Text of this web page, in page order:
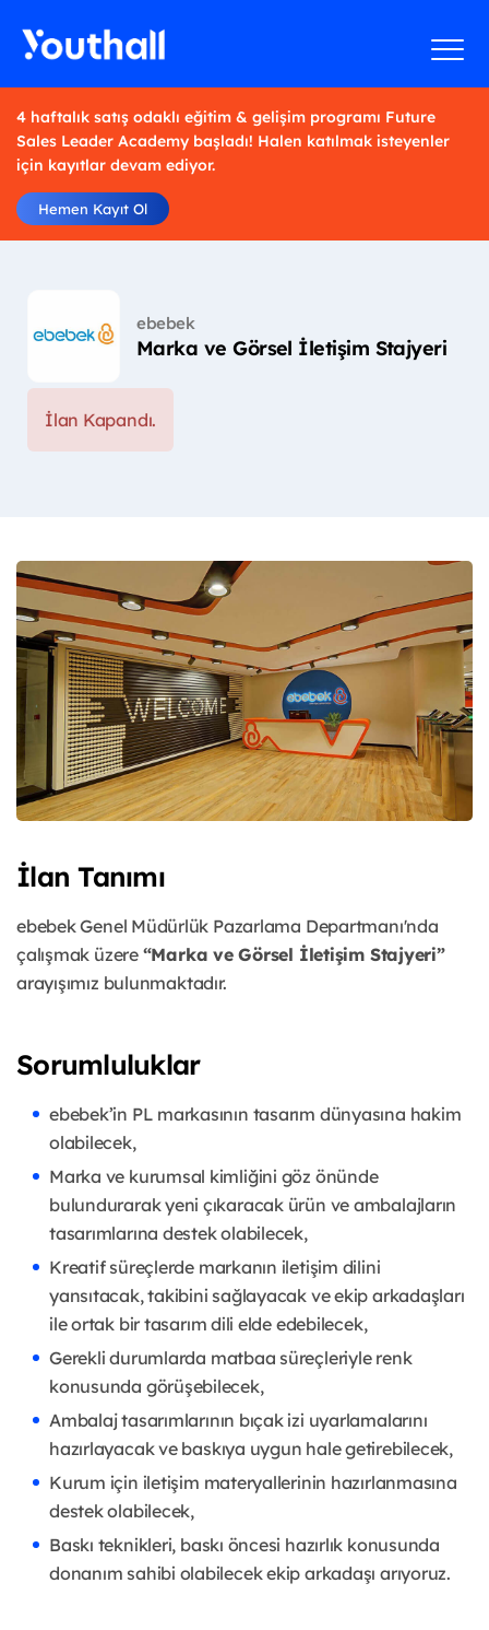
4 haftalık satış odaklı eğitim & gelişim programı Future
Sales Leader Academy başladı! Halen katılmak isteyenler
için kayıtlar devam ediyor.
Hemen Kayıt Ol
ebebek
Marka ve Görsel İletişim Stajyeri
İlan Kapandı.
İlan Tanımı
ebebek Genel Müdürlük Pazarlama Departmanı'nda
çalışmak üzere “Marka ve Görsel İletişim Stajyeri”
arayışımız bulunmaktadır.
Sorumluluklar
ebebek’in PL markasının tasarım dünyasına hakim
olabilecek,
Marka ve kurumsal kimliğini göz önünde
bulundurarak yeni çıkaracak ürün ve ambalajların
tasarımlarına destek olabilecek,
Kreatif süreçlerde markanın iletişim dilini
yansıtacak, takibini sağlayacak ve ekip arkadaşları
ile ortak bir tasarım dili elde edebilecek,
Gerekli durumlarda matbaa süreçleriyle renk
konusunda görüşebilecek,
Ambalaj tasarımlarının bıçak izi uyarlamalarını
hazırlayacak ve baskıya uygun hale getirebilecek,
Kurum için iletişim materyallerinin hazırlanmasına
destek olabilecek,
Baskı teknikleri, baskı öncesi hazırlık konusunda
donanım sahibi olabilecek ekip arkadaşı arıyoruz.